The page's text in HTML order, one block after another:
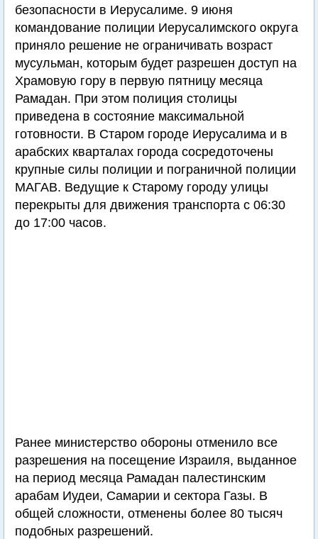
безопасности в Иерусалиме. 9 июня
командование полиции Иерусалимского округа
приняло решение не ограничивать возраст
мусульман, которым будет разрешен доступ на
Храмовую гору в первую пятницу месяца
Рамадан. При этом полиция столицы
приведена в состояние максимальной
готовности. В Старом городе Иерусалима и в
арабских кварталах города сосредоточены
крупные силы полиции и пограничной полиции
МАГАВ. Ведущие к Старому городу улицы
перекрыты для движения транспорта с 06:30
до 17:00 часов.
Ранее министерство обороны отменило все
разрешения на посещение Израиля, выданное
на период месяца Рамадан палестинским
арабам Иудеи, Самарии и сектора Газы. В
общей сложности, отменены более 80 тысяч
подобных разрешений.